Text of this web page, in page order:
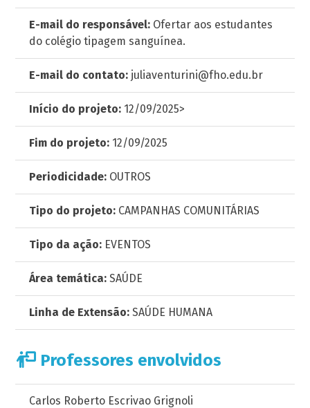
E-mail do responsável: Ofertar aos estudantes
do colégio tipagem sanguínea.
E-mail do contato: juliaventurini@fho.edu.br
Início do projeto: 12/09/2025>
Fim do projeto: 12/09/2025
Periodicidade: OUTROS
Tipo do projeto: CAMPANHAS COMUNITÁRIAS
Tipo da ação: EVENTOS
Área temática: SAÚDE
Linha de Extensão: SAÚDE HUMANA
Professores envolvidos
Carlos Roberto Escrivao Grignoli